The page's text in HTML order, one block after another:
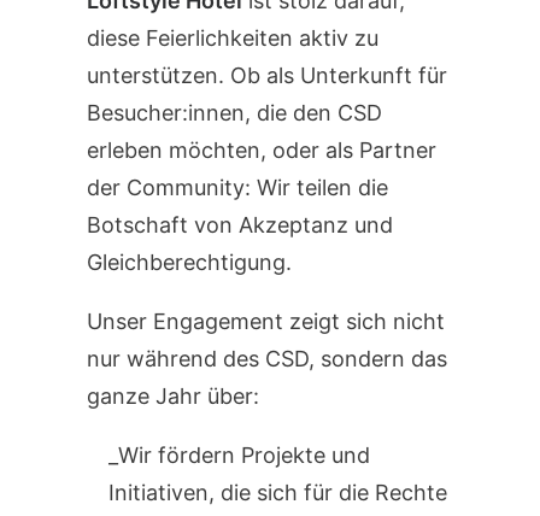
diese Feierlichkeiten aktiv zu
unterstützen. Ob als Unterkunft für
Besucher:innen, die den CSD
erleben möchten, oder als Partner
der Community: Wir teilen die
Botschaft von Akzeptanz und
Gleichberechtigung.
Unser Engagement zeigt sich nicht
nur während des CSD, sondern das
ganze Jahr über:
Wir fördern Projekte und
Initiativen, die sich für die Rechte